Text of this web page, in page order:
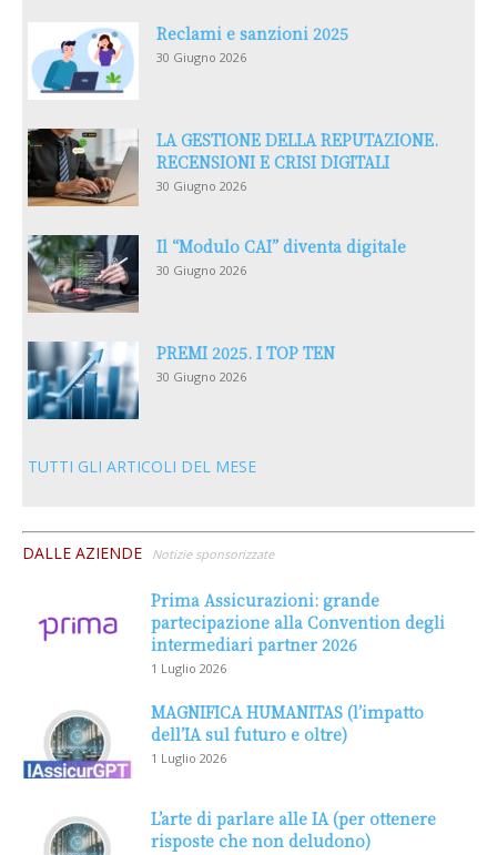
Reclami e sanzioni 2025
30 Giugno 2026
LA GESTIONE DELLA REPUTAZIONE.
RECENSIONI E CRISI DIGITALI
30 Giugno 2026
Il “Modulo CAI” diventa digitale
30 Giugno 2026
PREMI 2025. I TOP TEN
30 Giugno 2026
TUTTI GLI ARTICOLI DEL MESE
DALLE AZIENDE Notizie sponsorizzate
Prima Assicurazioni: grande
partecipazione alla Convention degli
intermediari partner 2026
1 Luglio 2026
MAGNIFICA HUMANITAS (l’impatto
dell’IA sul futuro e oltre)
1 Luglio 2026
L’arte di parlare alle IA (per ottenere
risposte che non deludono)